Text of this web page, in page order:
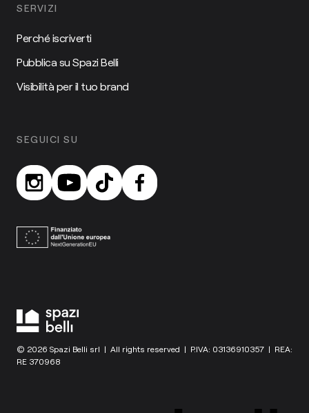
SERVIZI
Perché iscriverti
Pubblica su Spazi Belli
Visibilità per il tuo brand
SEGUICI SU
© 2026 Spazi Belli srl | All rights reserved | P.IVA: 03136910357 | REA:
RE 370968